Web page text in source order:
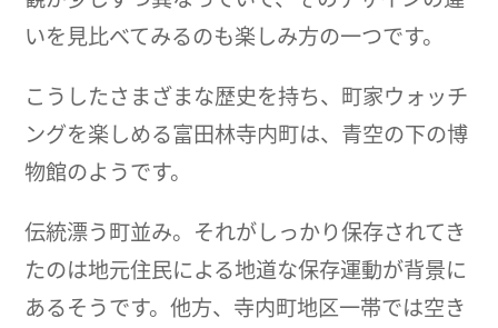
いを見比べてみるのも楽しみ方の一つです。
こうしたさまざまな歴史を持ち、町家ウォッチ
ングを楽しめる富田林寺内町は、青空の下の博
物館のようです。
伝統漂う町並み。それがしっかり保存されてき
たのは地元住民による地道な保存運動が背景に
あるそうです。他方、寺内町地区一帯では空き